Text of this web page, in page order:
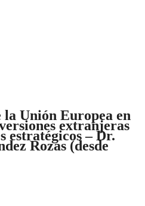
Unión Europea en
extranjeras
estratégicos – Dr.
Rozas (desde